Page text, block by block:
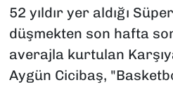
52 yıldır yer aldığı
düşmekten son hafta
averajla kurtulan
Aygün Cicibaş,